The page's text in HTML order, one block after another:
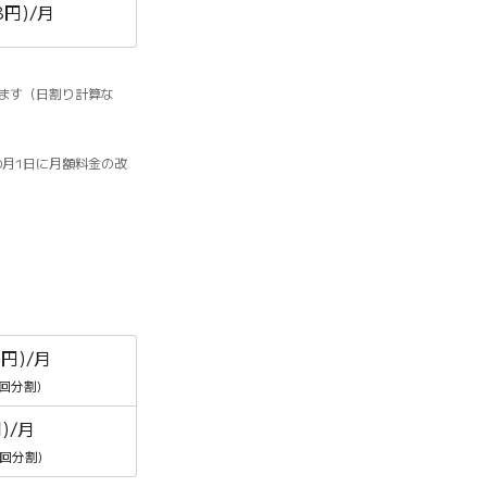
)/月
す（日割り計算な
1日に月額料金の改
)/月
分割)
月
分割)